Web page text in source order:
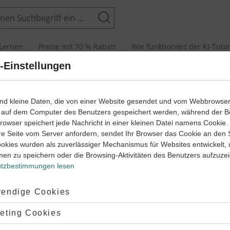
Suchen
Preise mit 70 % Rabatt Wie funktioniert der KI-Tutor
und Kleinschreibung
Einstellungen
kleine Daten, die von einer Website gesendet und vom
dem Computer des Benutzers gespeichert werden, während der
speichert jede Nachricht in einer kleinen Datei namens Cookie.
Seite vom Server anfordern, sendet Ihr Browser das Cookie an den
wurden als zuverlässiger Mechanismus für Websites entwickelt,
zu speichern oder die Browsing-Aktivitäten des Benutzers
lesen
Cookies
Cookies